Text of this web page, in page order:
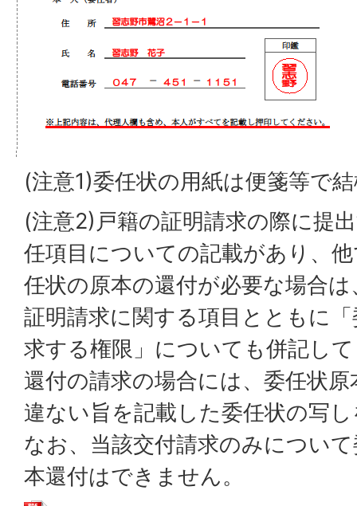
(注意1)委任状の用紙は便箋等で
(注意2)戸籍の証明請求の際に提
任項目についての記載があり、
任状の原本の還付が必要な場合
証明請求に関する項目とともに
求する権限」についても併記し
還付の請求の場合には、委任状
違ない旨を記載した委任状の写
なお、当該交付請求のみについ
本還付はできません。